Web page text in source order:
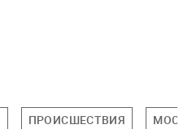
ПРОИСШЕСТВИЯ